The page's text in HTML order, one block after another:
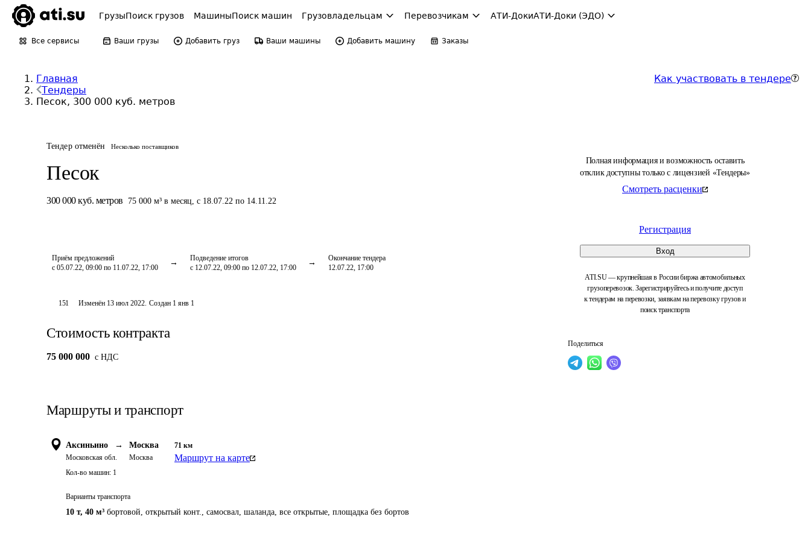
ГрузыПоиск грузов МашиныПоиск машин Грузовладельцам Перевозчикам АТИ-ДокиАТИ-Доки (ЭДО)
Все сервисы Ваши грузы Добавить груз Ваши машины Добавить машину Заказы
Главная
Тендеры
Песок, 300 000 куб. метров
Как участвовать в тендере
Тендер отменён Несколько поставщиков
Песок
300 000 куб. метров 75 000 м³ в месяц, с 18.07.22 по 14.11.22
Приём предложений
с 05.07.22, 09:00 по 11.07.22, 17:00
Подведение итогов
с 12.07.22, 09:00 по 12.07.22, 17:00
Окончание тендера
12.07.22, 17:00
Полная информация и возможность оставить
отклик доступны только с лицензией «Тендеры»
Смотреть расценки
Регистрация
Вход
ATI.SU — крупнейшая в России биржа автомобильных
грузоперевозок. Зарегистрируйтесь и получите доступ
к тендерам на перевозки, заявкам на перевозку грузов и
поиск транспорта
Поделиться
151 Изменён 13 июл 2022. Создан 1 янв 1
Стоимость контракта
75 000 000 c НДС
Маршруты и транспорт
Аксиньино →
Московская обл.
Москва
Москва
71 км
Маршрут на карте
Кол-во машин: 1
Варианты транспорта
10 т, 40 м³ бортовой, открытый конт., самосвал, шаланда, все открытые, площадка без бортов